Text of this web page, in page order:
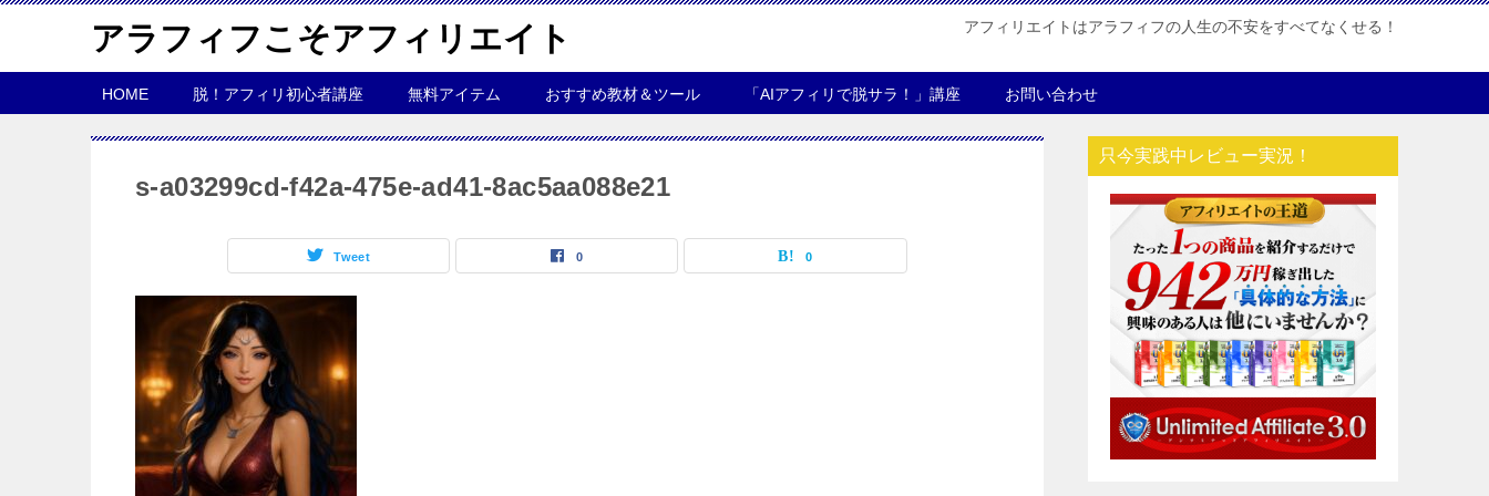
アラフィフこそアフィリエイト アフィリエイトはアラフィフの人生の不安をすべてなくせる！
HOME 脱！アフィリ初心者講座 無料アイテム おすすめ教材＆ツール 「AIアフィリで脱サラ！」講座 お問い合わせ
s-a03299cd-f42a-475e-ad41-8ac5aa088e21
Tweet 0 0
只今実践中レビュー実況！